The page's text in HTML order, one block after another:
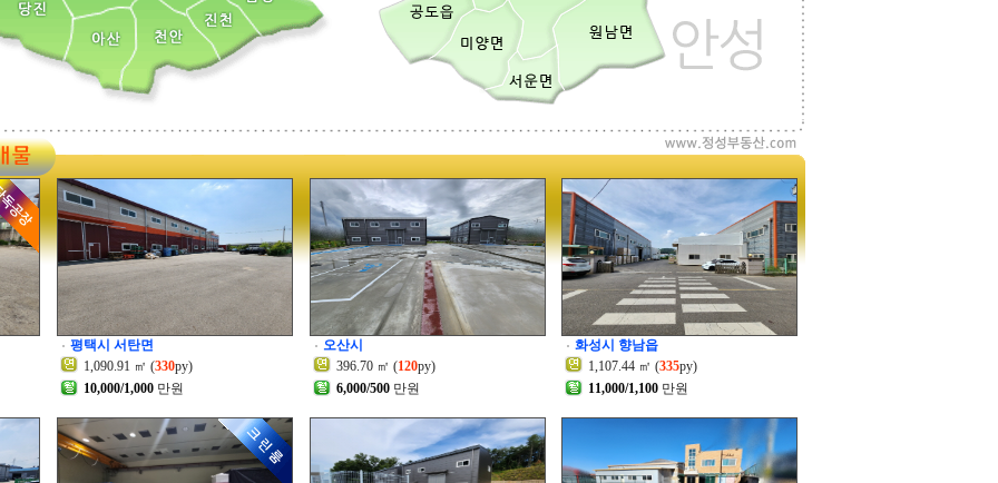
평택시 서탄면
1,090.91 ㎡ (330py)
10,000/1,000 만원
오산시
396.70 ㎡ (120py)
6,000/500만원
화성시 향남읍
1,107.44 ㎡ (335py)
11,000/1,100만원